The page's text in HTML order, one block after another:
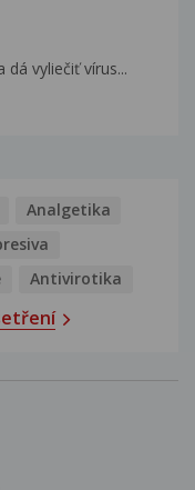
vyliečiť vírus...
Analgetika
Antivirotika